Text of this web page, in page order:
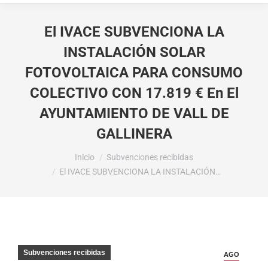
El IVACE SUBVENCIONA LA
INSTALACIÓN SOLAR
FOTOVOLTAICA PARA CONSUMO
COLECTIVO CON 17.819 € En El
AYUNTAMIENTO DE VALL DE
GALLINERA
Inicio
Subvenciones recibidas
El IVACE SUBVENCIONA LA INSTALACIÓN…
AGO
Subvenciones recibidas